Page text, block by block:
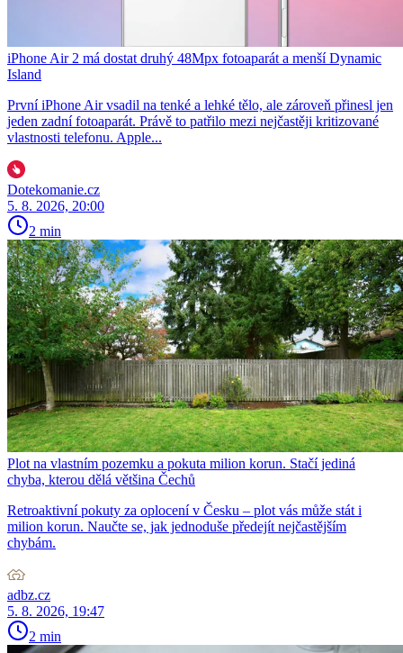
iPhone Air 2 má dostat druhý 48Mpx fotoaparát a menší Dynamic
Island
První iPhone Air vsadil na tenké a lehké tělo, ale zároveň přinesl jen
jeden zadní fotoaparát. Právě to patřilo mezi nejčastěji kritizované
vlastnosti telefonu. Apple...
Dotekomanie.cz
5. 8. 2026, 20:00
2 min
Plot na vlastním pozemku a pokuta milion korun. Stačí jediná
chyba, kterou dělá většina Čechů
Retroaktivní pokuty za oplocení v Česku – plot vás může stát i
milion korun. Naučte se, jak jednoduše předejít nejčastějším
chybám.
adbz.cz
5. 8. 2026, 19:47
2 min